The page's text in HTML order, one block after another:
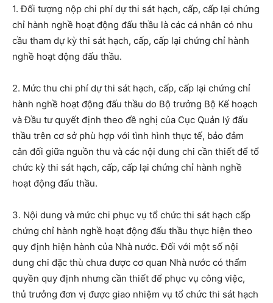
1.Đối tượng nộp chi phí dự thi sát hạch, cấp, cấp lại chứng
chỉ hành nghề hoạt động đấu thầu là các cá nhân có nhu
cầu tham dự kỳ thi sát hạch, cấp, cấp lại chứng chỉ hành
nghề hoạt động đấu thầu.
2. Mức thu chi phí dự thi sát hạch, cấp, cấp lại chứng chỉ
hành nghề hoạt động đấu thầu do Bộ trưởng Bộ Kế hoạch
và Đầu tư quyết định theo đề nghị của Cục Quản lý đấu
thầu trên cơ sở phù hợp với tình hình thực tế, bảo đảm
cân đối giữa nguồn thu và các nội dung chi cần thiết để tổ
chức kỳ thi sát hạch, cấp, cấp lại chứng chỉ hành nghề
hoạt động đấu thầu.
3. Nội dung và mức chi phục vụ tổ chức thi sát hạch cấp
chứng chỉ hành nghề hoạt động đấu thầu thực hiện theo
quy định hiện hành của Nhà nước. Đối với một số nội
dung chi đặc thù chưa được cơ quan Nhà nước có thẩm
quyền quy định nhưng cần thiết để phục vụ công việc,
thủ trưởng đơn vị được giao nhiệm vụ tổ chức thi sát hạch